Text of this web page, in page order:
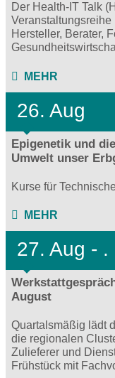
Der Health-IT Talk
Hersteller, Berater,
MEHR
26. Aug
Epigenetik und
Umwelt unser
Kurse für
MEHR
27. Aug - .
August
Quartalsmäßig lädt
die regionalen
Zulieferer und
Frühstück mit